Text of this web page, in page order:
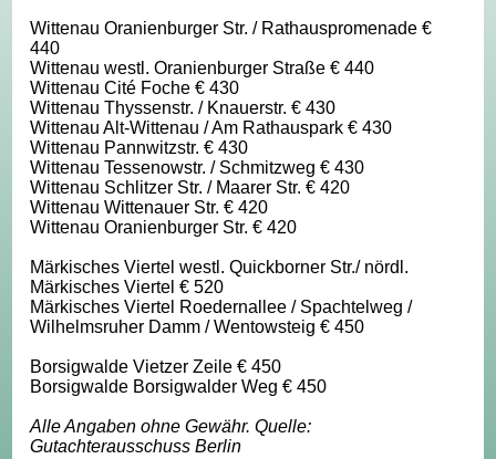
Wittenau Oranienburger Str. / Rathauspromenade €
440
Wittenau westl. Oranienburger Straße € 440
Wittenau Cité Foche € 430
Wittenau Thyssenstr. / Knauerstr. € 430
Wittenau Alt-Wittenau / Am Rathauspark € 430
Wittenau Pannwitzstr. € 430
Wittenau Tessenowstr. / Schmitzweg € 430
Wittenau Schlitzer Str. / Maarer Str. € 420
Wittenau Wittenauer Str. € 420
Wittenau Oranienburger Str. € 420
Märkisches Viertel westl. Quickborner Str./ nördl.
Märkisches Viertel € 520
Märkisches Viertel Roedernallee / Spachtelweg /
Wilhelmsruher Damm / Wentowsteig € 450
Borsigwalde Vietzer Zeile € 450
Borsigwalde Borsigwalder Weg € 450
Alle Angaben ohne Gewähr. Quelle:
Gutachterausschuss Berlin